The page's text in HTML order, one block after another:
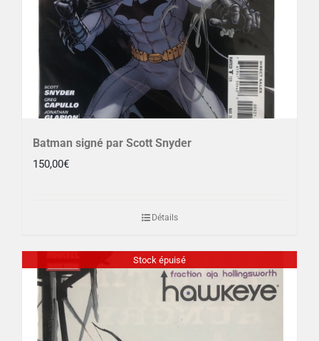
Batman signé par Scott Snyder
150,00€
Détails
Stock épuisé